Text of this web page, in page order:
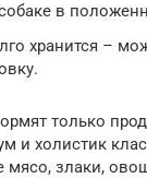
в
хранится –
только
и холистик
мясо, злаки,